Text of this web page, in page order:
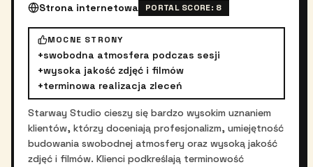
Strona internetowa
PORTAL SCORE: 8
MOCNE STRONY
+swobodna atmosfera podczas sesji
+wysoka jakość zdjęć i filmów
+terminowa realizacja zleceń
Starway Studio cieszy się bardzo wysokim uznaniem
klientów, którzy doceniają profesjonalizm, umiejętność
budowania swobodnej atmosfery oraz wysoką jakość
zdjęć i filmów. Klienci podkreślają terminowość